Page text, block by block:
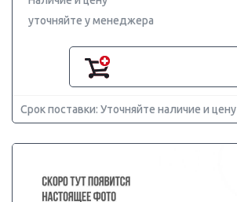
уточняйте у менеджера
Срок поставки: Уточняйте наличие и цену